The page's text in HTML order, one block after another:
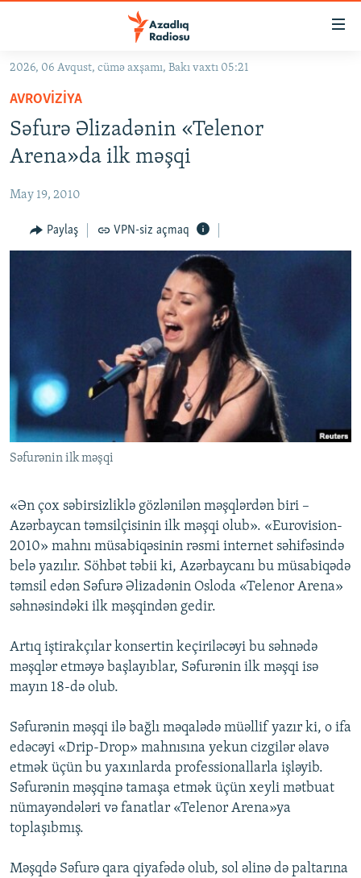
Əsas
qayıt
Əsas
naviqasiyaya
qayıt
GÜNDƏM
#İZAHLA
KORRUPSIOMETR
FƏRQƏ BAX
QANUNI DOĞRU
İNFOQRAFIKA
KARIKATURA
AZƏRBAYCAN ƏDƏBIYYATI KITABXANASI
İSLAM VƏ DEMOKRATIYA
İZ - MƏDƏNIYYƏT PROQRAMI
MISSIYAMIZ
PEŞƏ ETIKASI VƏ JURNALISTIKA STANDARTLARIMIZ
MATERIALLARIMIZDAN ISTIFADƏ
AZADLIQRADIOSU MOBIL TELEFONUNUZDA
XƏBƏR BÜLLETENLƏRIMIZ
BIZI IZLƏ
RFE/RL-in bütün saytları
2026, 06 Avqust, cümə axşamı, Bakı vaxtı 05:21
AVROVIZIYA
Səfurə Əlizadənin «Telenor
Arena»da ilk məşqi
May 19, 2010
Paylaş VPN-siz açmaq
Səfurənin ilk məşqi
«Ən çox səbirsizliklə gözlənilən məşqlərdən biri –
Azərbaycan təmsilçisinin ilk məşqi olub». «Eurovision-
2010» mahnı müsabiqəsinin rəsmi internet səhifəsində
belə yazılır. Söhbət təbii ki, Azərbaycanı bu müsabiqədə
təmsil edən Səfurə Əlizadənin Osloda «Telenor Arena»
səhnəsindəki ilk məşqindən gedir.
Artıq iştirakçılar konsertin keçiriləcəyi bu səhnədə
məşqlər etməyə başlayıblar, Səfurənin ilk məşqi isə
mayın 18-də olub.
Səfurənin məşqi ilə bağlı məqalədə müəllif yazır ki, o ifa
edəcəyi «Drip-Drop» mahnısına yekun cizgilər əlavə
etmək üçün bu yaxınlarda professionallarla işləyib.
Səfurənin məşqinə tamaşa etmək üçün xeyli mətbuat
nümayəndələri və fanatlar «Telenor Arena»ya
toplaşıbmış.
Məşqdə Səfurə qara qiyafədə olub, sol əlinə də paltarına